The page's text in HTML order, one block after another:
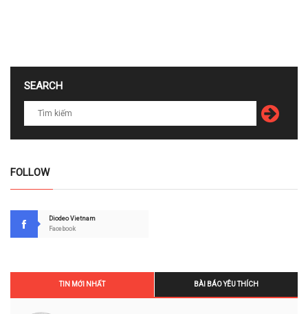
SEARCH
FOLLOW
Diodeo Vietnam
Facebook
TIN MỚI NHẤT BÀI BÁO YÊU THÍCH